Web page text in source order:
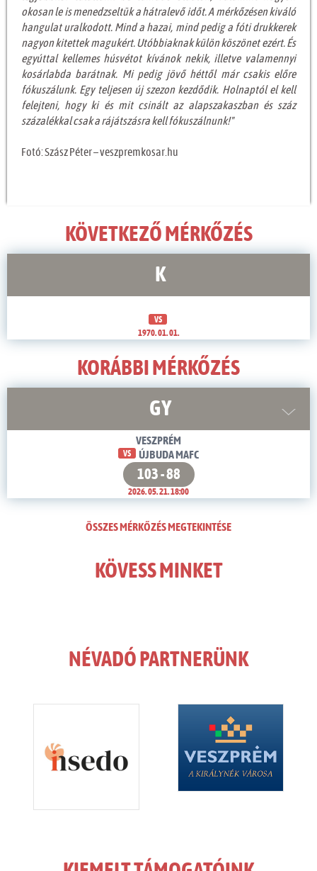
okosan le is menedzseltük a hátralevő időt. A mérkőzésen kiváló
hangulat uralkodott. Mind a hazai, mind pedig a fóti drukkerek
nagyon kitettek magukért. Utóbbiaknak külön köszönet ezért. És
egyúttal kellemes húsvétot kívánok nekik, illetve valamennyi
kosárlabda barátnak. Mi pedig jövő héttől már csakis előre
fókuszálunk. Egy teljesen új szezon kezdődik. Holnaptól el kell
felejteni, hogy ki és mit csinált az alapszakaszban és száz
százalékkal csak a rájátszásra kell fókuszálnunk!"
Fotó: Szász Péter – veszpremkosar.hu
KÖVETKEZŐ MÉRKŐZÉS
K
VS
1970. 01. 01.
KORÁBBI MÉRKŐZÉS
GY
VESZPRÉM
VS ÚJBUDA MAFC
103 - 88
2026. 05. 21. 18:00
ÖSSZES MÉRKŐZÉS MEGTEKINTÉSE
KÖVESS MINKET
NÉVADÓ PARTNERÜNK